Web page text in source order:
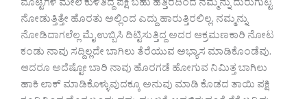
ಮೊಟ್ಟೆಗಳ ಮೇಲೆ ಕುಳಿತಿದ್ದ ಪಕ್ಷಿ ಬಹು ಹತ್ತಿರದಿಂದ ನಮ್ಮನ್ನು ದುರುಗುಟ್ಟಿ
ನೋಡುತ್ತಿತ್ತೇ ಹೊರತು ಅಲ್ಲಿಂದ ಎದ್ದು ಹಾರುತ್ತಿರಲಿಲ್ಲ. ನಮ್ಮನ್ನು
ನೋಡಿದಾಗಲೆಲ್ಲ ಮೈ ಉಬ್ಬಿಸಿ ದಿಟ್ಟಿಸುತ್ತಿದ್ದ ಅದರ ಆಕ್ರಮಣಕಾರಿ ನೋಟ
ಕಂಡು ನಾವು ಸದ್ದಿಲ್ಲದೇ ಬಾಗಿಲು ತೆರೆಯುವ ಅಭ್ಯಾಸ ಮಾಡಿಕೊಂಡೆವು.
ಆದರೂ ಅದೆಷ್ಟೋ ಬಾರಿ ನಾವು ಹೊರಗಡೆ ಹೋಗುವ ನಿಮಿತ್ತ ಬಾಗಿಲು
ಹಾಕಿ ಲಾಕ್ ಮಾಡಿಕೊಳ್ಳುವುದಕ್ಕೂ ಅನುವು ಮಾಡಿ ಕೊಡದ ತಾಯಿ ಪಕ್ಷಿ